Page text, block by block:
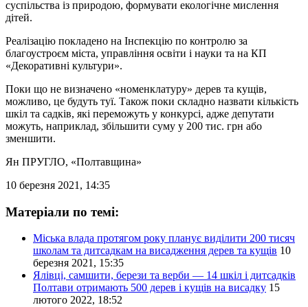
суспільства із природою, формувати екологічне мислення
дітей.
Реалізацію покладено на Інспекцію по контролю за
благоустроєм міста, управління освіти і науки та на КП
«Декоративні культури».
Поки що не визначено «номенклатуру» дерев та кущів,
можливо, це будуть туї. Також поки складно назвати кількість
шкіл та садків, які переможуть у конкурсі, адже депутати
можуть, наприклад, збільшити суму у 200 тис. грн або
зменшити.
Ян ПРУГЛО, «Полтавщина»
10 березня 2021, 14:35
Матеріали по темі:
Міська влада протягом року планує виділити 200 тисяч
школам та дитсадкам на висадження дерев та кущів 10
березня 2021, 15:35
Ялівці, самшити, берези та верби — 14 шкіл і дитсадків
Полтави отримають 500 дерев і кущів на висадку 15
лютого 2022, 18:52